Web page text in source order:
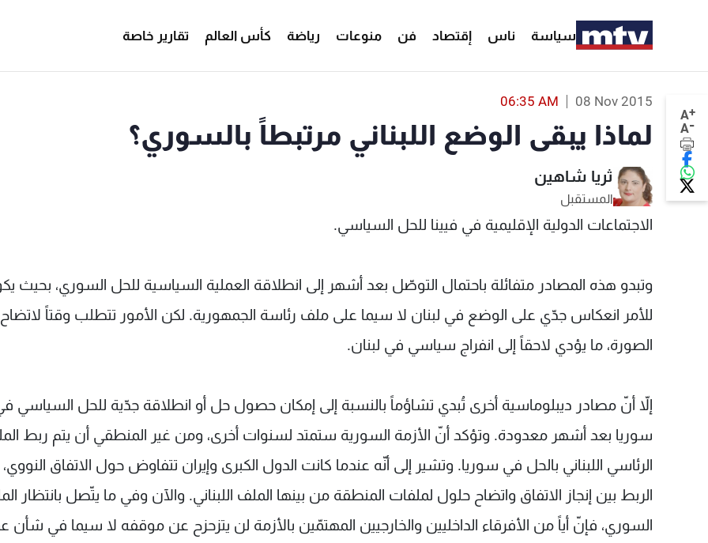
سياسة ناس إقتصاد فن منوعات رياضة كأس العالم تقارير خاصة
A+
A-
08 Nov 2015
06:35 AM
لماذا يبقى الوضع اللبناني مرتبطاً بالسوري؟
ثريا شاهين
المستقبل
الاجتماعات الدولية الإقليمية في فيينا للحل السياسي.
وتبدو هذه المصادر متفائلة باحتمال التوصّل بعد أشهر إلى انطلاقة العملية السياسية للحل السوري، بحيث
للأمر انعكاس جدّي على الوضع في لبنان لا سيما على ملف رئاسة الجمهورية. لكن الأمور تتطلب وقتاً لاتضاح
الصورة، ما يؤدي لاحقاً إلى انفراج سياسي في لبنان.
إلاّ أنّ مصادر ديبلوماسية أخرى تُبدي تشاؤماً بالنسبة إلى إمكان حصول حل أو انطلاقة جدّية للحل السياسي
سوريا بعد أشهر معدودة. وتؤكد أنّ الأزمة السورية ستمتد لسنوات أخرى، ومن غير المنطقي أن يتم ربط
الرئاسي اللبناني بالحل في سوريا. وتشير إلى أنّه عندما كانت الدول الكبرى وإيران تتفاوض حول الاتفاق النووي،
الربط بين إنجاز الاتفاق واتضاح حلول لملفات المنطقة من بينها الملف اللبناني. والآن وفي ما يتّصل بانتظار
السوري، فإنّ أياً من الأفرقاء الداخليين والخارجيين المهتمّين بالأزمة لن يتزحزح عن موقفه لا سيما في شأن